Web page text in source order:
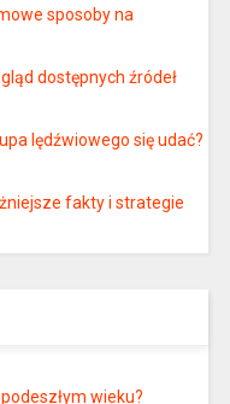
sposoby na
dostępnych źródeł
lędźwiowego się udać?
fakty i strategie
wieku?